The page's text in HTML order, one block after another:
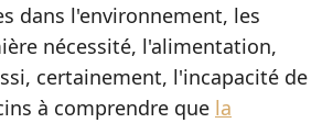
dans l'environnement, les
nécessité, l'alimentation,
certainement, l'incapacité de
à comprendre que la